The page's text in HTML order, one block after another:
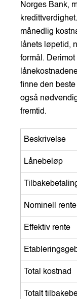
Norges Bank,
månedlig
lånets løpetid,
formål.
finne den
også
fremtid.
Beskrivelse
Lånebeløp
Nominell rente
Effektiv rente
Total kostnad
Totalt